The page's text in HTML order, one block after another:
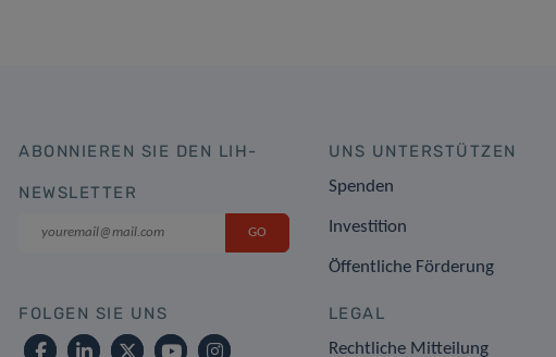
ABONNIEREN SIE DEN LIH-
NEWSLETTER
FOLGEN SIE UNS
UNS UNTERSTÜTZEN
Spenden
Investition
Öffentliche Förderung
LEGAL
Rechtliche Mitteilung